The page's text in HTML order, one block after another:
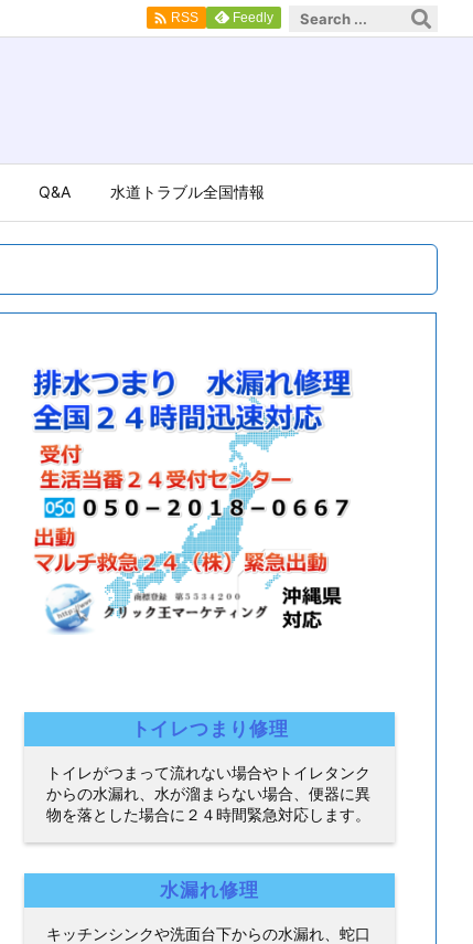
Q&A 水道トラブル全国情報
 RSS Feedly
トイレつまり修理
トイレがつまって流れない場合やトイレタンク
からの水漏れ、水が溜まらない場合、便器に異
物を落とした場合に２４時間緊急対応します。
水漏れ修理
キッチンシンクや洗面台下からの水漏れ、蛇口